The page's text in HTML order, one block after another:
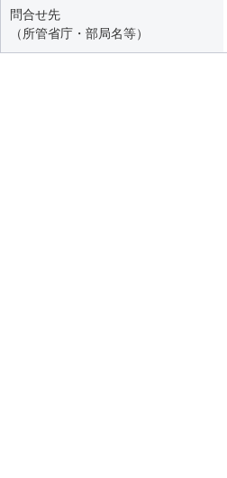
問合せ先
（所管省庁・部局名等）